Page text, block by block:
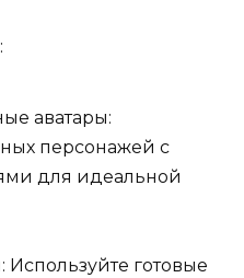
аватары:
персонажей с
для идеальной
готовые